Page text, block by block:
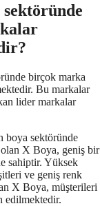
sektöründe
birçok marka
Bu markalar
lider markalar
boya sektöründe
X Boya, geniş bir
sahiptir. Yüksek
ve geniş renk
X Boya, müşterileri
edilmektedir.